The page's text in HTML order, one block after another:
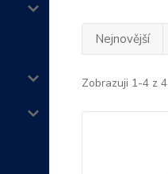
Nejnovější
Zobrazuji 1-4 z 4